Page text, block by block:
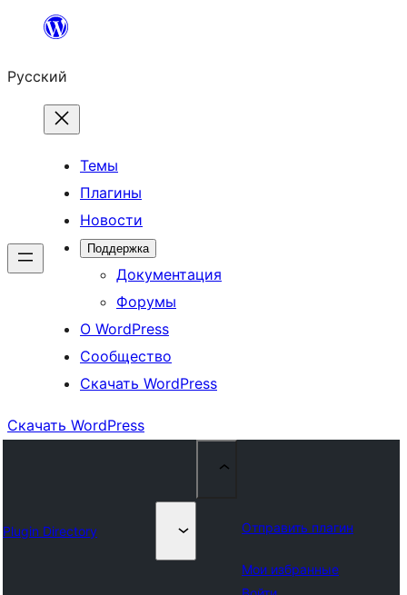
Перейти
содержимому
Русский
Темы
Плагины
Новости
Поддержка
Документация
Форумы
О WordPress
Сообщество
Скачать WordPress
Скачать WordPress
Plugin Directory Отправить плагин
Мои избранные